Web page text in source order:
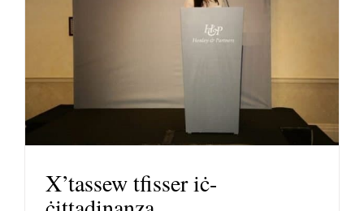
X’tassew tfisser iċ-